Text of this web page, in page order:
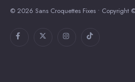
© 2026 Sans Croquettes Fixes •